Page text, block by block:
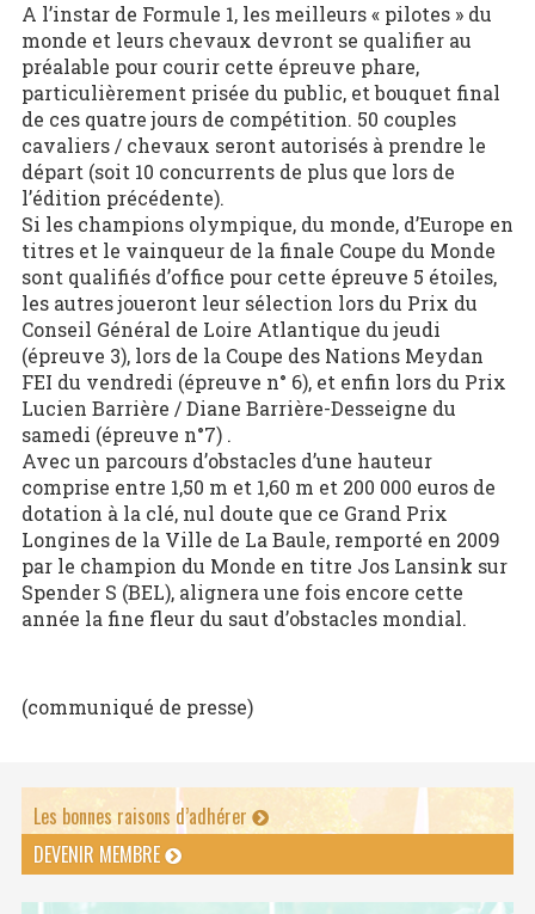
A l’instar de Formule 1, les meilleurs « pilotes » du
monde et leurs chevaux devront se qualifier au
préalable pour courir cette épreuve phare,
particulièrement prisée du public, et bouquet final
de ces quatre jours de compétition. 50 couples
cavaliers / chevaux seront autorisés à prendre le
départ (soit 10 concurrents de plus que lors de
l’édition précédente).
Si les champions olympique, du monde, d’Europe en
titres et le vainqueur de la finale Coupe du Monde
sont qualifiés d’office pour cette épreuve 5 étoiles,
les autres joueront leur sélection lors du Prix du
Conseil Général de Loire Atlantique du jeudi
(épreuve 3), lors de la Coupe des Nations Meydan
FEI du vendredi (épreuve n° 6), et enfin lors du Prix
Lucien Barrière / Diane Barrière-Desseigne du
samedi (épreuve n°7) .
Avec un parcours d’obstacles d’une hauteur
comprise entre 1,50 m et 1,60 m et 200 000 euros de
dotation à la clé, nul doute que ce Grand Prix
Longines de la Ville de La Baule, remporté en 2009
par le champion du Monde en titre Jos Lansink sur
Spender S (BEL), alignera une fois encore cette
année la fine fleur du saut d’obstacles mondial.
(communiqué de presse)
Les bonnes raisons d’adhérer
DEVENIR MEMBRE